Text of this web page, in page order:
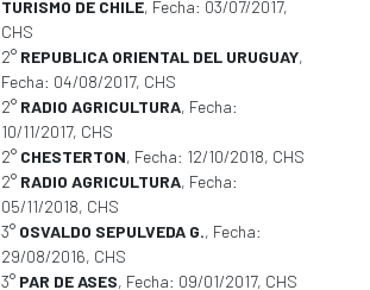
TURISMO DE CHILE, Fecha: 03/07/2017,
CHS
2° REPUBLICA ORIENTAL DEL URUGUAY,
Fecha: 04/08/2017, CHS
2° RADIO AGRICULTURA, Fecha:
10/11/2017, CHS
2° CHESTERTON, Fecha: 12/10/2018, CHS
2° RADIO AGRICULTURA, Fecha:
05/11/2018, CHS
3° OSVALDO SEPULVEDA G., Fecha:
29/08/2016, CHS
3° PAR DE ASES, Fecha: 09/01/2017, CHS